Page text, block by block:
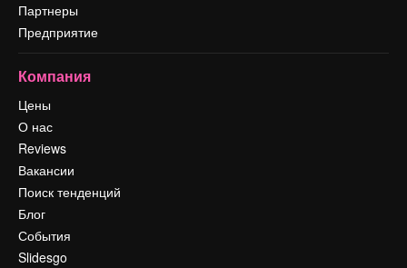
Партнеры
Предприятие
Компания
Цены
О нас
Reviews
Вакансии
Поиск тенденций
Блог
События
Slidesgo